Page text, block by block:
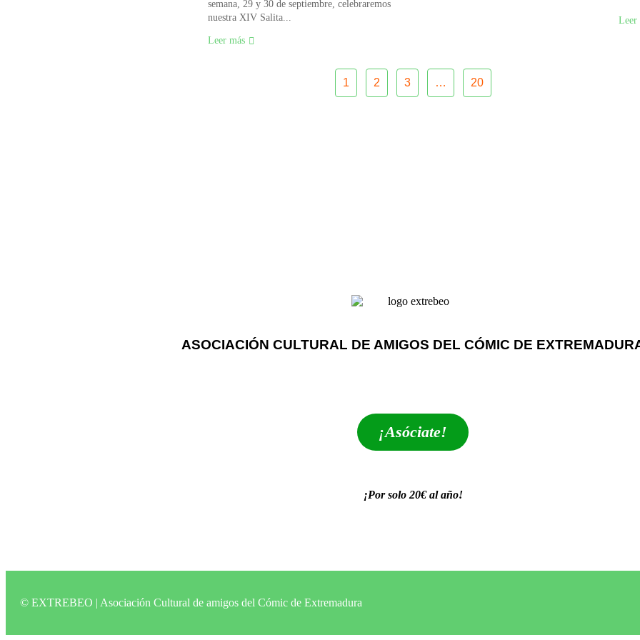
semana, 29 y 30 de septiembre, celebraremos
nuestra XIV Salita...
Leer más
Leer
1 2 3 … 20
ASOCIACIÓN CULTURAL DE AMIGOS DEL CÓMIC DE
¡Asóciate!
¡Por solo 20€ al año!
© EXTREBEO | Asociación Cultural de amigos del Cómic de Extremadura